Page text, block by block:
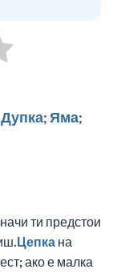
Дупка; Яма;
ти предстои
Цепка на
ако е малка